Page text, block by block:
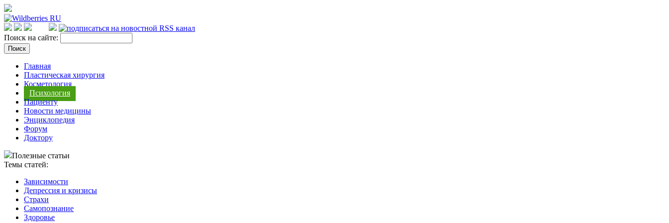
Поиск на сайте:
Главная
Пластическая хирургия
Косметология
Психология
Пациенту
Новости медицины
Энциклопедия
Форум
Доктору
Полезные статьи
Темы статей:
Зависимости
Депрессия и кризисы
Страхи
Самопознание
Здоровье